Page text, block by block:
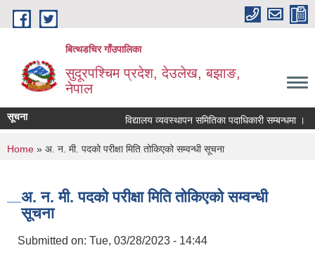
Skip to main content
बित्थडचिर गाँउपालिका
सुदूरपश्चिम प्रदेश, देउलेख, बझाङ,
नेपाल
सूचना विद्यालय व्यवस्थापन समितिका पदाधिकारी सम्बन्धमा ।
You are here
Home » अ. न. मी. पदको परीक्षा मिति तोकिएको सम्वन्धी सूचना
अ. न. मी. पदको परीक्षा मिति तोकिएको सम्वन्धी
सूचना
Submitted on: Tue, 03/28/2023 - 14:44